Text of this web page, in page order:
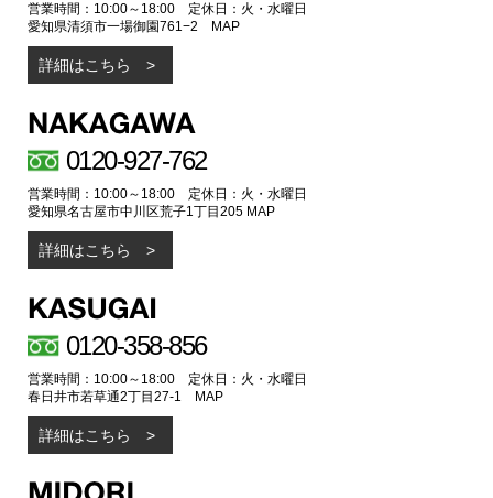
営業時間：10:00～18:00 定休日：火・水曜日
愛知県清須市一場御園761−2 MAP
詳細はこちら
0120-927-762
営業時間：10:00～18:00 定休日：火・水曜日
愛知県名古屋市中川区荒子1丁目205 MAP
詳細はこちら
0120-358-856
営業時間：10:00～18:00 定休日：火・水曜日
春日井市若草通2丁目27-1 MAP
詳細はこちら